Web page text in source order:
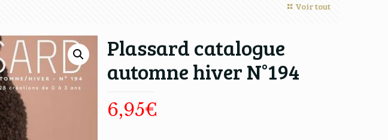
Voir tout
Plassard catalogue
automne hiver N°194
6,95€